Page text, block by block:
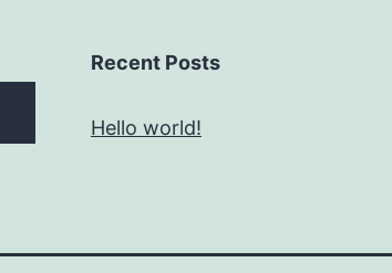
Recent Posts
Hello world!